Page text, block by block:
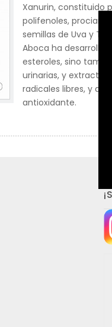
Xanurin, constituido
polifenoles,
semillas de Uva y Té
Aboca ha
esteroles, sino
urinarias, y extracto
radicales libres, y de
antioxidante.